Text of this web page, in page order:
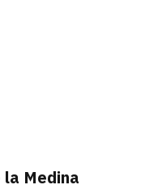
Medina